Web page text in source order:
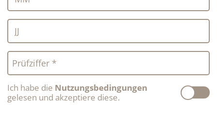
JJ
Prüfziffer *
Ich habe die Nutzungsbedingungen
gelesen und akzeptiere diese.